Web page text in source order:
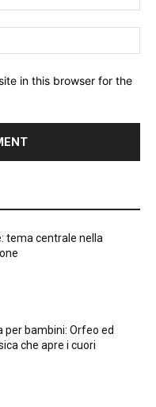
in this browser for the
tema centrale nella
per bambini: Orfeo ed
che apre i cuori